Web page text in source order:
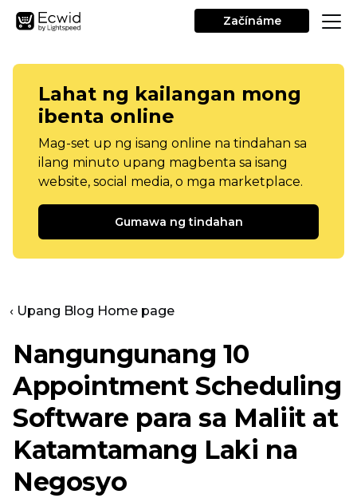
Začínáme
Lahat ng kailangan mong
ibenta online
Mag-set up ng isang online na tindahan sa
ilang minuto upang magbenta sa isang
website, social media, o mga marketplace.
Gumawa ng tindahan
‹ Upang Blog Home page
Nangungunang 10
Appointment Scheduling
Software para sa Maliit at
Katamtamang Laki na
Negosyo